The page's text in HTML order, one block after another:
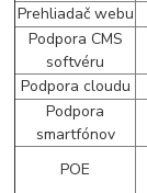
Prehliadač webu
Podpora CMS
softvéru
Podpora cloudu
Podpora
smartfónov
POE